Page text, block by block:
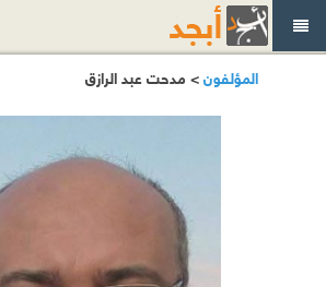
المؤلفون> مدحت عبد الرازق